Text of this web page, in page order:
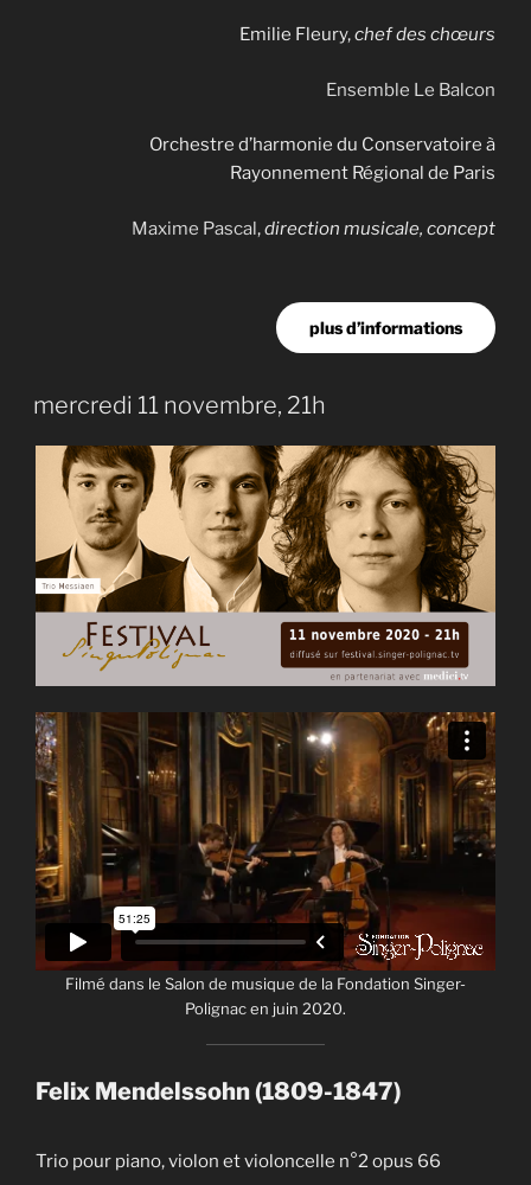
Emilie Fleury,chef des chœurs
Ensemble Le Balcon
Orchestre d’harmonie du Conservatoire à
Rayonnement Régional de Paris
Maxime Pascal,direction musicale, concept
plus d’informations
mercredi 11 novembre, 21h
Filmé dans le Salon de musique de la Fondation Singer-
Polignac en juin 2020.
Felix Mendelssohn (1809-1847)
Trio pour piano, violon et violoncelle n°2 opus 66